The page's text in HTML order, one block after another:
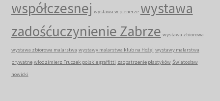
współczesnej wystawa w plenerze wystawa
zadośćuczynienie Zabrze wystawa zbiorowa
wystawa zbiorowa malarstwa wystawy malarstwa klub na Hożej wystawy malarstwa
prywatne włodzimierz Fruczek polskie graffitti zaopatrzenie plastyków Światosław
nowicki